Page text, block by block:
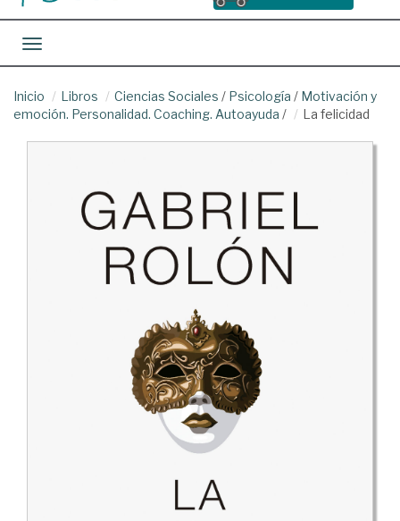
Toggle navigation
Inicio Libros Ciencias Sociales / Psicología / Motivación y
emoción. Personalidad. Coaching. Autoayuda / La felicidad